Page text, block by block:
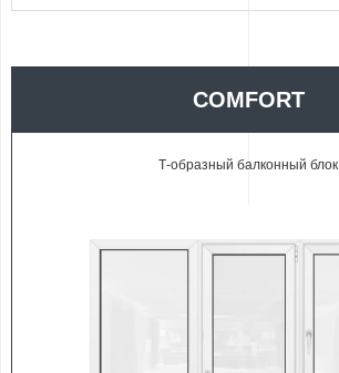
COMFORT
Т-образный балконный блок